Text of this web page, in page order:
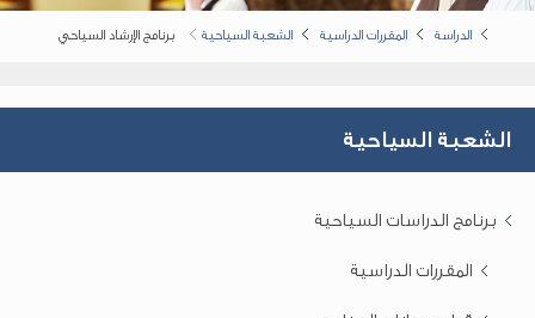
الدراسة المقررات الدراسية الشعبة السياحية برنامج الإرشاد السياحي
الشعبة السياحية
برنامج الدراسات السياحية
المقررات الدراسية